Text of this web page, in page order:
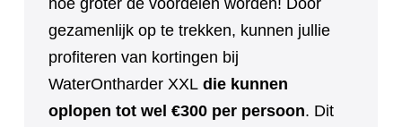
gezamenlijk op te trekken, kunnen jullie
profiteren van kortingen bij
WaterOntharder XXL die kunnen
oplopen tot wel €300 per persoon. Dit